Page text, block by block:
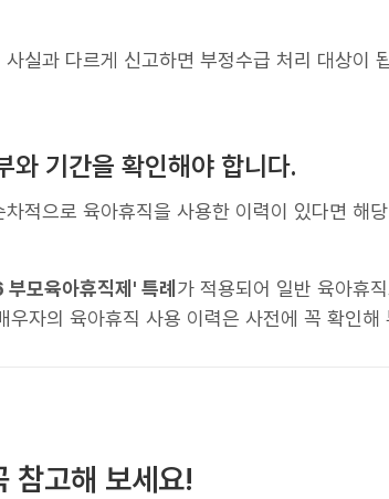
실과 다르게 신고하면 부정수급 처리 대상이
와 기간을 확인해야 합니다.
적으로 육아휴직을 사용한 이력이 있다면 해
모육아휴직제' 특례 가 적용되어 일반 육아휴
자의 육아휴직 사용 이력은 사전에 꼭 확인해
참고해 보세요!